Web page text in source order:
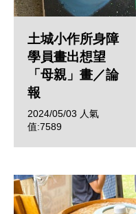
土城小作所身障
學員畫出想望
「母親」畫／論
報
2024/05/03 人氣
值:7589